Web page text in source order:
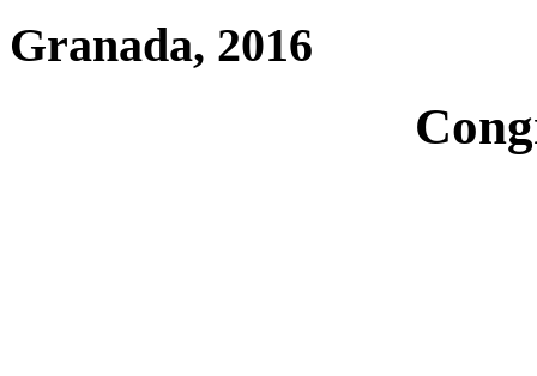
Granada, 2016